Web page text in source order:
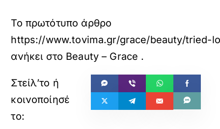
Το πρωτότυπο άρθρο
https://www.tovima.gr/grace/beauty/
ανήκει στο Beauty – Grace .